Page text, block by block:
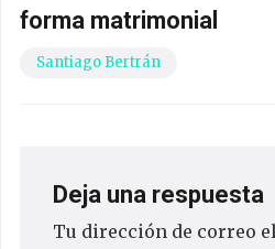
forma matrimonial
Santiago Bertrán
Deja una respuesta
Tu dirección de correo